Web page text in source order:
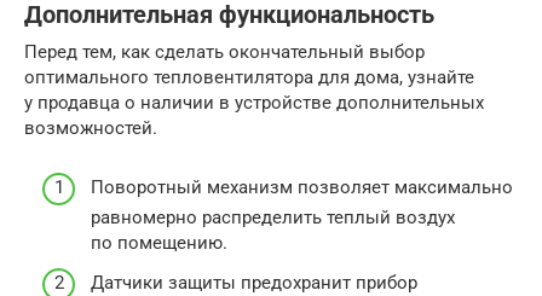
Дополнительная функциональность
Перед тем, как сделать окончательный выбор
оптимального тепловентилятора для дома, узнайте
у продавца о наличии в устройстве дополнительных
возможностей.
Поворотный механизм позволяет максимально
равномерно распределить теплый воздух
по помещению.
Датчики защиты предохранит прибор